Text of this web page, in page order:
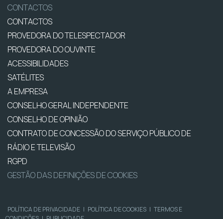
CONTACTOS
CONTACTOS
PROVEDORA DO TELESPECTADOR
PROVEDORA DO OUVINTE
ACESSIBILIDADES
SATÉLITES
A EMPRESA
CONSELHO GERAL INDEPENDENTE
CONSELHO DE OPINIÃO
CONTRATO DE CONCESSÃO DO SERVIÇO PÚBLICO DE
RÁDIO E TELEVISÃO
RGPD
GESTÃO DAS DEFINIÇÕES DE COOKIES
POLÍTICA DE PRIVACIDADE | POLÍTICA DE COOKIES | TERMOS E